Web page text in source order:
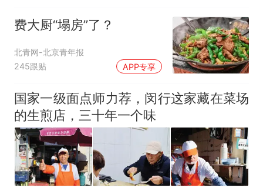
费大厨“塌房”了？
北青网-北京青年报
245跟贴
APP专享
国家一级面点师力荐，闵行这家藏在菜场
的生煎店，三十年一个味